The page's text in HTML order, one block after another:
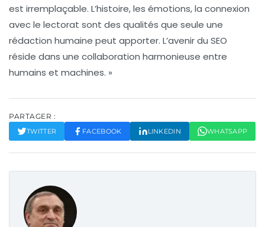
est irremplaçable. L’histoire, les émotions, la connexion
avec le lectorat sont des qualités que seule une
rédaction humaine peut apporter. L’avenir du SEO
réside dans une collaboration harmonieuse entre
humains et machines. »
PARTAGER :
TWITTER FACEBOOK LINKEDIN WHATSAPP